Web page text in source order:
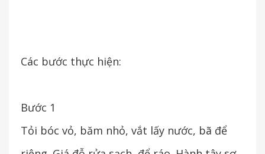
Các bước thực hiện:
Bước 1
Tỏi bóc vỏ, băm nhỏ, vắt lấy nước, bã để